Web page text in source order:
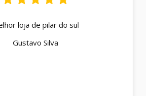
loja de pilar do sul
Gustavo Silva